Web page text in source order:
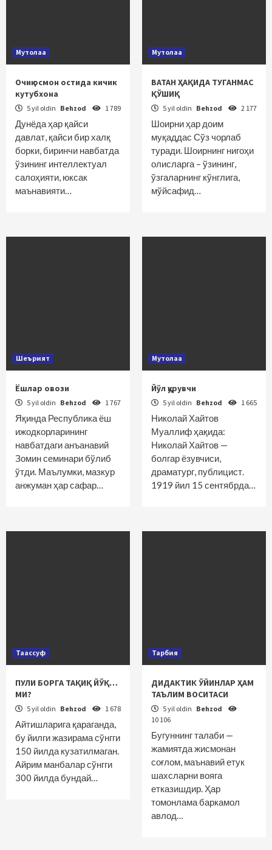
Мутолаа
Очиқ осмон остида кичик
кутубхона
5 yil oldin Behzod 1 789
Дунёда ҳар қайси
давлат, қайси бир халқ
борки, биринчи нав­батда
ўзининг интеллектуал
салоҳияти, юксак
маънавияти…
Мутолаа
ВАТАН ҲАҚИДА ТУГАНМАС
ҚЎШИҚ
5 yil oldin Behzod 2 177
Шоирни ҳар доим
муқаддас Сўз чорлаб
туради. Шоирнинг нигоҳи
олисларга – ўзининг,
ўзгаларнинг кўнглига,
мўйсафид…
Шеърият
Ёшлар овози
5 yil oldin Behzod 1 767
Яқинда Республика ёш
ижодкорларининг
навбатдаги анъанавий
Зомин семинари бўлиб
ўтди. Маълумки, мазкур
анжуман ҳар сафар…
Мутолаа
Йўл қурувчи
5 yil oldin Behzod 1 665
Николай Хайтов
Муаллиф ҳақида:
Николай Хайтов —
болгар ёзувчиси,
драматург, публицист.
1919 йил 15 сентябрда…
Таассуф
ПУЛИ БОРГА ТАҚИҚ ЙЎҚ…
МИ?
5 yil oldin Behzod 1 678
Айтишларига қараганда,
бу йилги жазирама сўнгги
150 йилда кузатилмаган.
Айрим манбалар сўнгги
300 йилда бундай…
Тарбия
ДИДАКТИК ЎЙИНЛАР ҲАМ
ТАЪЛИМ ВОСИТАСИ
5 yil oldin Behzod
10 106
Бугуннинг талаби —
жамиятда жисмонан
соғлом, маънавий етук
шахсларни вояга
етказишдир. Ҳар
томонлама баркамол
авлод…